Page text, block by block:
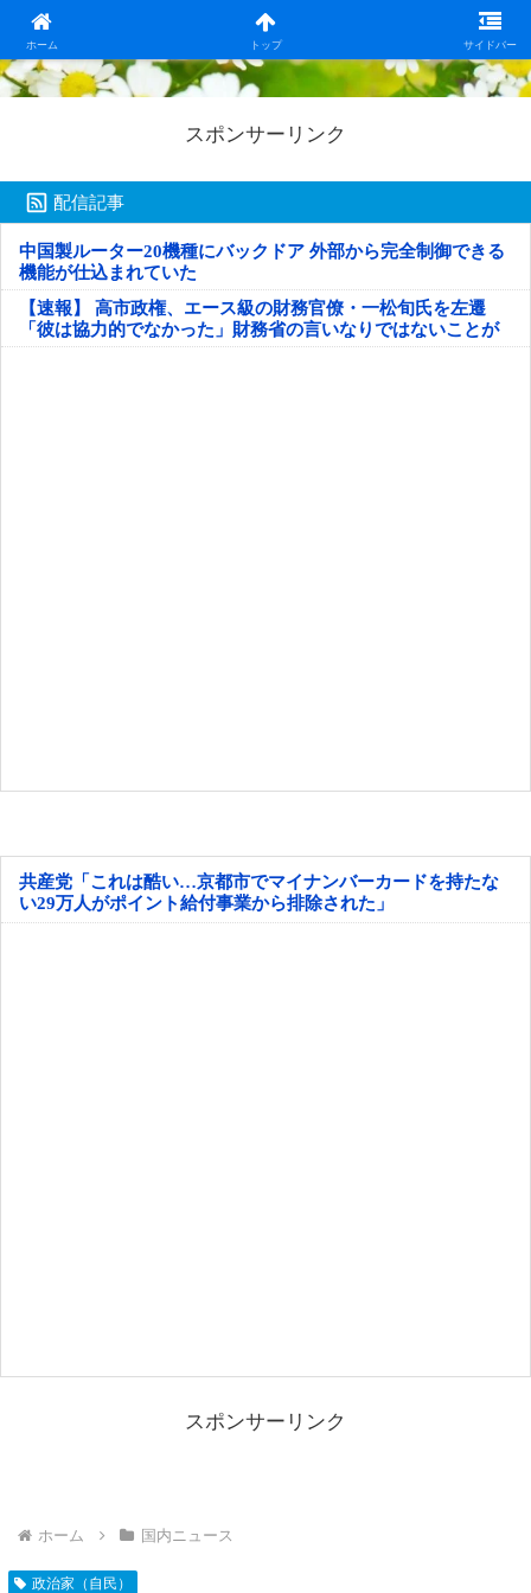
ホーム トップ サイドバー
日本第一！ニュース録
スポンサーリンク
配信記事
中国製ルーター20機種にバックドア 外部から完全制御できる
機能が仕込まれていた
【速報】 高市政権、エース級の財務官僚・一松旬氏を左遷
「彼は協力的でなかった」財務省の言いなりではないことが
判明
共産党「これは酷い…京都市でマイナンバーカードを持たな
い29万人がポイント給付事業から排除された」
スポンサーリンク
ホーム 国内ニュース
政治家（自民）